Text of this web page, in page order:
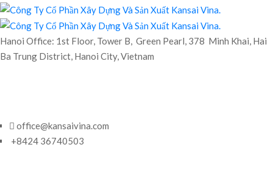
Hanoi Office: 1st Floor, Tower B, Green Pearl, 378 Minh Khai, Hai
Ba Trung District, Hanoi City, Vietnam
office@kansaivina.com
+8424 36740503